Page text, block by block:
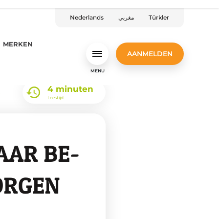
Nederlands مغربي Türkler
MERKEN
MENU
AANMELDEN
4 minuten
Leestijd
BE­